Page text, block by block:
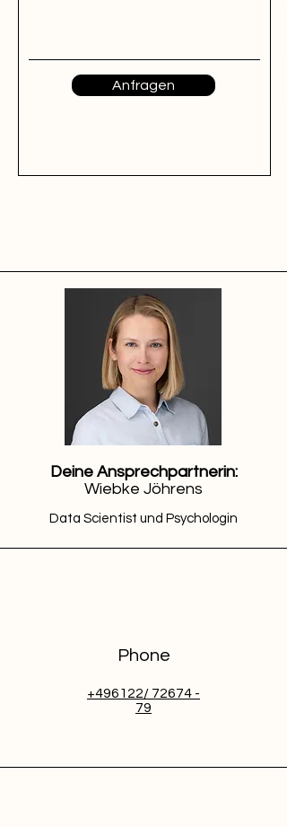
Anfragen
Deine Ansprechpartnerin:
Wiebke Jöhrens
Data Scientist und Psychologin
Phone
+496122/ 72674 -
79